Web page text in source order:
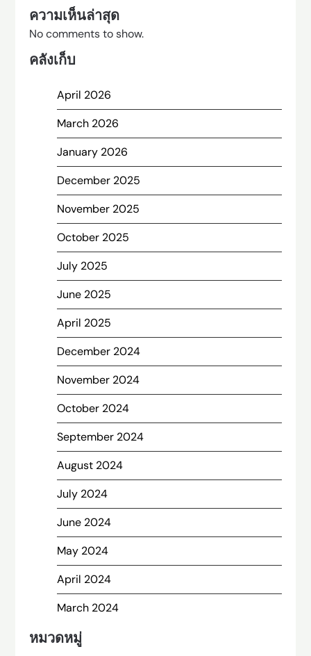
ความเห็นล่าสุด
No comments to show.
คลังเก็บ
April 2026
March 2026
January 2026
December 2025
November 2025
October 2025
July 2025
June 2025
April 2025
December 2024
November 2024
October 2024
September 2024
August 2024
July 2024
June 2024
May 2024
April 2024
March 2024
หมวดหมู่